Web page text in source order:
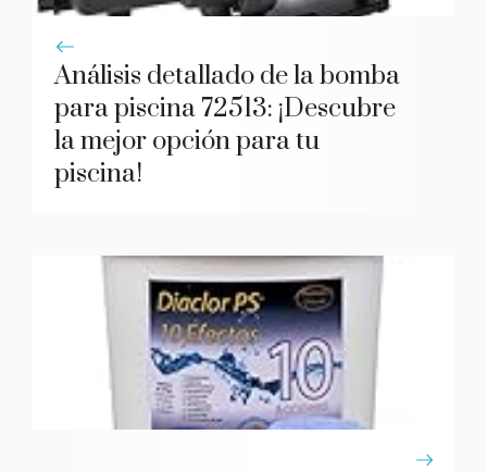
Análisis detallado de la bomba
para piscina 72513: ¡Descubre
la mejor opción para tu
piscina!